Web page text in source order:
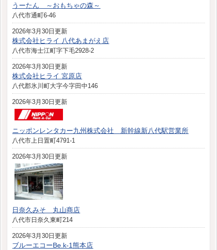
うーたん ～おもちゃの森～
八代市通町6-46
2026年3月30日更新
株式会社ヒライ 八代あまがえ店
八代市海士江町字下毛2928-2
2026年3月30日更新
株式会社ヒライ 宮原店
八代郡氷川町大字今字田中146
2026年3月30日更新
ニッポンレンタカー九州株式会社 新幹線新八代駅営業所
八代市上日置町4791-1
2026年3月30日更新
日奈久みそ 丸山商店
八代市日奈久東町214
2026年3月30日更新
ブルーエコーBe.k-1熊本店